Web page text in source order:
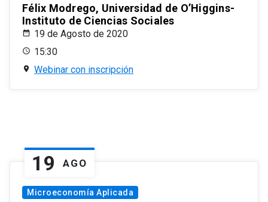
Félix Modrego, Universidad de O’Higgins-
Instituto de Ciencias Sociales
19 de Agosto de 2020
15:30
Webinar con inscripción
19 AGO
Microeconomía Aplicada